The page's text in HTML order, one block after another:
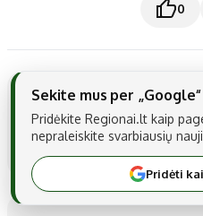
0
Temos: Laurynas Ragelskis
Dalintis:
Sekite mus per „Google“
Pridėkite Regionai.lt kaip
nepraleiskite svarbiausių
Pridėti